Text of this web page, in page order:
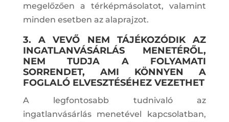
megelőzően a térképmásolatot, valamint
minden esetben az alaprajzot.
3. A VEVŐ NEM TÁJÉKOZÓDIK AZ
INGATLANVÁSÁRLÁS MENETÉRŐL,
NEM TUDJA A FOLYAMATI
SORRENDET, AMI KÖNNYEN A
FOGLALÓ ELVESZTÉSÉHEZ VEZETHET
A legfontosabb tudnivaló az
ingatlanvásárlás menetével kapcsolatban,